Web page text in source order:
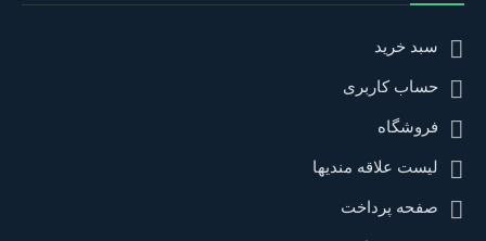
سبد خرید
حساب کاربری
فروشگاه
لیست علاقه مندیها
صفحه پرداخت